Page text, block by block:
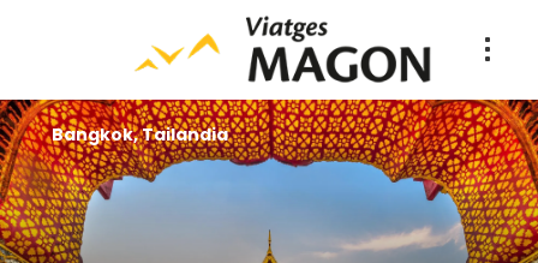
Bangkok, Tailandia